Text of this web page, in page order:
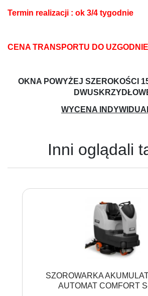
Termin realizacji : ok 3/4 tygodnie
CENA TRANSPORTU DO
OKNA POWYŻEJ SZEROKOŚCI
WYCENA
Inni oglądali
SZOROWARKA
AUTOMAT COMFORT